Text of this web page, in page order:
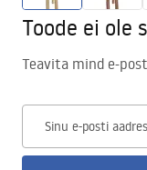
Toode ei ole
Teavita mind e-
Sinu e-posti